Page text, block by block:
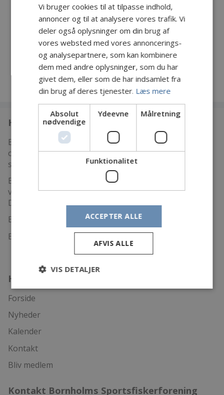
24426270
Skriv e-mail
næstformand
phone 40264264
email Skriv e-mail
Hvem er vi
Bornholms Sportsfiskerforening blev stiftet 16.
oktober 1947 og er øens ældste og største
sportsfiskerforening.
B.S.F. er tilknyttet Danmarks Sportsfiskerforbund som
varetager de overordnede lystfiskerinteresser i
Danmark.
B.S.F. har til huse på Nørrekås
Bådehavnsvej 9, 3700 Rønne.
Hurtig adgang
Forside
Nyheder
Kalender
Kontakt
Bliv medlem
Kontakt Bornholms Sportsfiskerforening
ENGLISH
Vi bruger cookies til at tilpasse indhold,
annoncer og til at analysere vores trafik. Vi
deler også oplysninger om din brug af
vores websted med vores annoncerings-
og analysepartnere, som kan kombinere
dem med andre oplysninger, som du har
givet dem, eller som de har indsamlet fra
din brug af deres tjenester. Læs mere
Absolut
nødvendige
Ydeevne Målretning
Funktionalitet
ACCEPTER ALLE
AFVIS ALLE
VIS DETALJER